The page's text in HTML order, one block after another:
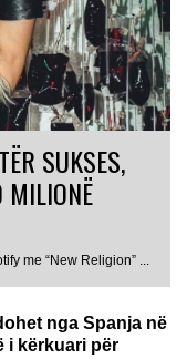
SUKSES,
MILIONË
me “New Religion” ...
nga Spanja në
i kërkuari për